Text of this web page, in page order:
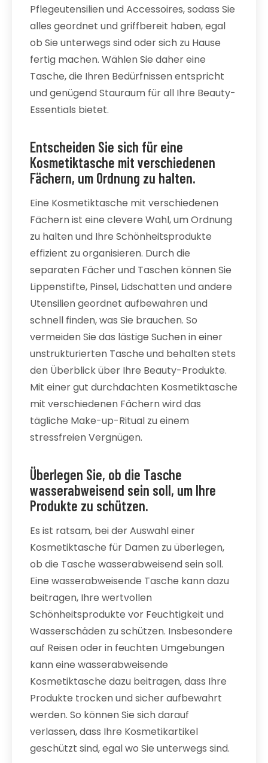
Pflegeutensilien und Accessoires, sodass Sie
alles geordnet und griffbereit haben, egal
ob Sie unterwegs sind oder sich zu Hause
fertig machen. Wählen Sie daher eine
Tasche, die Ihren Bedürfnissen entspricht
und genügend Stauraum für all Ihre Beauty-
Essentials bietet.
Entscheiden Sie sich für eine
Kosmetiktasche mit verschiedenen
Fächern, um Ordnung zu halten.
Eine Kosmetiktasche mit verschiedenen
Fächern ist eine clevere Wahl, um Ordnung
zu halten und Ihre Schönheitsprodukte
effizient zu organisieren. Durch die
separaten Fächer und Taschen können Sie
Lippenstifte, Pinsel, Lidschatten und andere
Utensilien geordnet aufbewahren und
schnell finden, was Sie brauchen. So
vermeiden Sie das lästige Suchen in einer
unstrukturierten Tasche und behalten stets
den Überblick über Ihre Beauty-Produkte.
Mit einer gut durchdachten Kosmetiktasche
mit verschiedenen Fächern wird das
tägliche Make-up-Ritual zu einem
stressfreien Vergnügen.
Überlegen Sie, ob die Tasche
wasserabweisend sein soll, um Ihre
Produkte zu schützen.
Es ist ratsam, bei der Auswahl einer
Kosmetiktasche für Damen zu überlegen,
ob die Tasche wasserabweisend sein soll.
Eine wasserabweisende Tasche kann dazu
beitragen, Ihre wertvollen
Schönheitsprodukte vor Feuchtigkeit und
Wasserschäden zu schützen. Insbesondere
auf Reisen oder in feuchten Umgebungen
kann eine wasserabweisende
Kosmetiktasche dazu beitragen, dass Ihre
Produkte trocken und sicher aufbewahrt
werden. So können Sie sich darauf
verlassen, dass Ihre Kosmetikartikel
geschützt sind, egal wo Sie unterwegs sind.